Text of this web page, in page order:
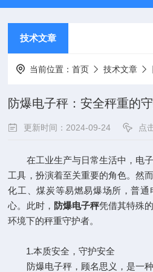
技术文章
当前位置：首页 技术文章
防爆电子秤：安全秤重的
更新时间：2024-09-24 点
在工业生产与日常生活中，电子
工具，扮演着至关重要的角色。然
化工、煤炭等易燃易爆场所，普
心。此时， 防爆电子秤凭借其特殊
环境下的秤重守护者。
1.本质安全，守护安全
防爆电子秤，顾名思义，是一种